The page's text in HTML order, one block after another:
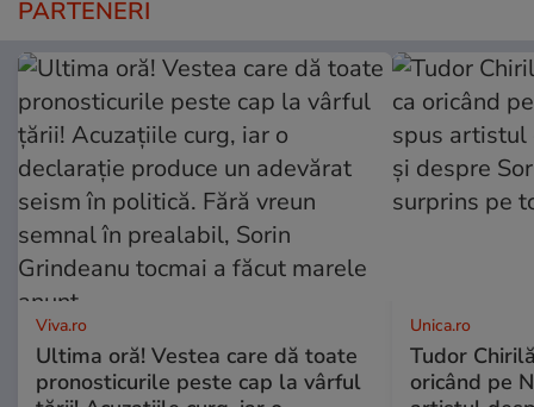
PARTENERI
Viva.ro
Ultima oră! Vestea care dă toate
pronosticurile peste cap la vârful
Unica.ro
Tudor
oricând pe